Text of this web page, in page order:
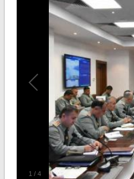
1 / 4